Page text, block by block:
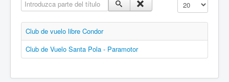
Club de vuelo libre Condor
Club de Vuelo Santa Pola - Paramotor